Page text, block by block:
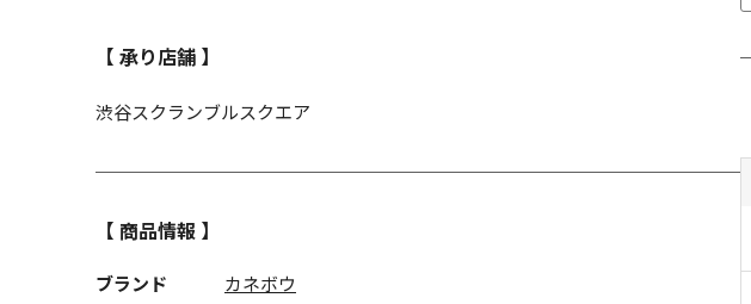
【 承り店舗 】
渋谷スクランブルスクエア
【 商品情報 】
ブランド
カネボウ